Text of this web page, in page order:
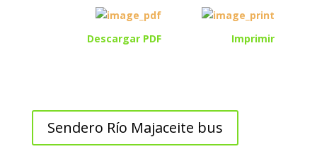
Descargar PDF Imprimir
Sendero Río Majaceite bus